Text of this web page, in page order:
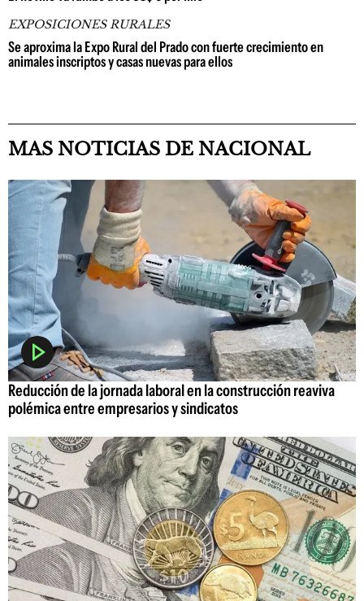
EXPOSICIONES RURALES
Se aproxima la Expo Rural del Prado con fuerte crecimiento en
animales inscriptos y casas nuevas para ellos
MAS NOTICIAS DE NACIONAL
Reducción de la jornada laboral en la construcción reaviva
polémica entre empresarios y sindicatos